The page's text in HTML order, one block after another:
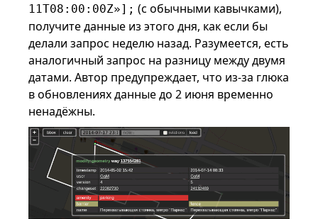
11T08:00:00Z»]; (с обычными кавычками),
получите данные из этого дня, как если бы
делали запрос неделю назад. Разумеется, есть
аналогичный запрос на разницу между двумя
датами. Автор предупреждает, что из-за глюка
в обновлениях данные до 2 июня временно
ненадёжны.